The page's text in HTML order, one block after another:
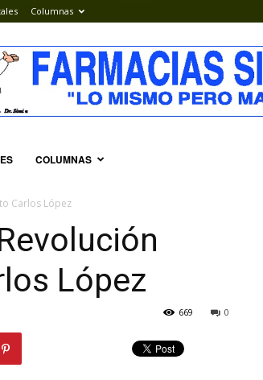
Columnas
COLUMNAS
Carlos López
López
0
669